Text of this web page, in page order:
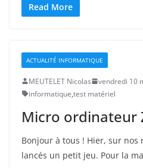
Read More
ACTUALITÉ INFORMATIQUE
MEUTELET Nicolas vendredi 10
informatique,test matériel
Micro ordinateur
Bonjour à tous ! Hier, sur nos
lancés un petit jeu. Pour la